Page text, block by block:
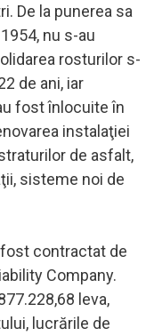
De la punerea sa
nu s-au
rosturilor s-
de ani, iar
fost înlocuite în
instalaţiei
de asfalt,
sisteme noi de
contractat de
Company.
leva,
lucrările de